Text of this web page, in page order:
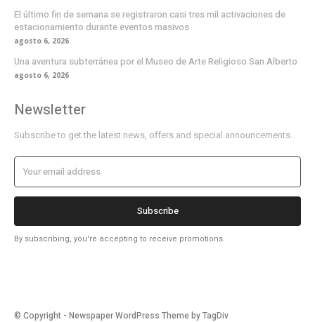
El último fin de semana se registraron casi tres mil activaciones de
estacionamiento durante eventos masivos
agosto 6, 2026
Una aventura subterránea por el Museo de Arte Religioso San Alberto
agosto 6, 2026
Newsletter
Subscribe to get the latest news, offers and special announcements.
Subscribe
By subscribing, you're accepting to receive promotions.
© Copyright - Newspaper WordPress Theme by TagDiv